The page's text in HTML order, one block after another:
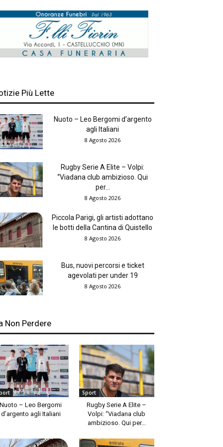
Più Lette
Nuoto – Leo Bergomi d’argento
agli Italiani
8 Agosto 2026
Rugby Serie A Elite – Volpi:
“Viadana club ambizioso. Qui
per...
8 Agosto 2026
Piccola Parigi, gli artisti adottano
le botti della Cantina di Quistello
8 Agosto 2026
Bus, nuovi percorsi e ticket
agevolati per under 19
8 Agosto 2026
Non Perdere
Nuoto – Leo Bergomi
d’argento agli Italiani
Sport
Rugby Serie A Elite –
Volpi: “Viadana club
ambizioso. Qui per...